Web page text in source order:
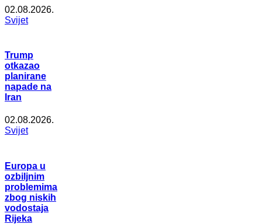
02.08.2026.
Svijet
Trump
otkazao
planirane
napade na
Iran
02.08.2026.
Svijet
Europa u
ozbiljnim
problemima
zbog niskih
vodostaja
Rijeka